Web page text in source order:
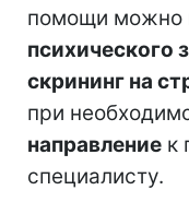
помощи можно
психического
скрининг на
при
направление к
специалисту.